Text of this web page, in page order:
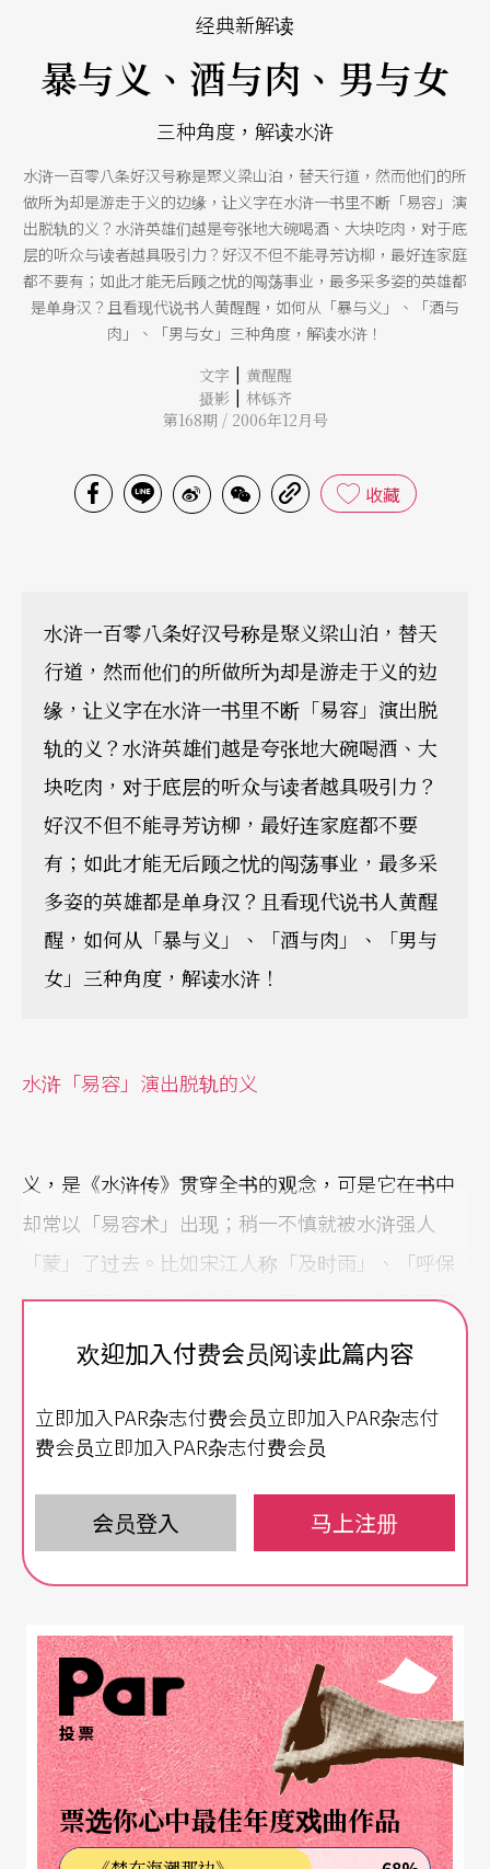
经典新解读
暴与义、酒与肉、男与女
三种角度，解读水浒
水浒一百零八条好汉号称是聚义梁山泊，替天行道，然而他们的所
做所为却是游走于义的边缘，让义字在水浒一书里不断「易容」演
出脱轨的义？水浒英雄们越是夸张地大碗喝酒、大块吃肉，对于底
层的听众与读者越具吸引力？好汉不但不能寻芳访柳，最好连家庭
都不要有；如此才能无后顾之忧的闯荡事业，最多采多姿的英雄都
是单身汉？且看现代说书人黄醒醒，如何从「暴与义」、「酒与
肉」、「男与女」三种角度，解读水浒！
文字 | 黄醒醒
摄影 | 林铄齐
第168期 / 2006年12月号
收藏
水浒一百零八条好汉号称是聚义梁山泊，替天
行道，然而他们的所做所为却是游走于义的边
缘，让义字在水浒一书里不断「易容」演出脱
轨的义？水浒英雄们越是夸张地大碗喝酒、大
块吃肉，对于底层的听众与读者越具吸引力？
好汉不但不能寻芳访柳，最好连家庭都不要
有；如此才能无后顾之忧的闯荡事业，最多采
多姿的英雄都是单身汉？且看现代说书人黄醒
醒，如何从「暴与义」、「酒与肉」、「男与
女」三种角度，解读水浒！
水浒「易容」演出脱轨的义
义，是《水浒传》贯穿全书的观念，可是它在书中
却常以「易容术」出现；稍一不慎就被水浒强人
「蒙」了过去。比如宋江人称「及时雨」、「呼保
义」，可是他最初期却是花钱买义；英雄路见不平
拔刀相助，当下结义，那是联络次要敌人打击重要
宋江洒钱当「及时雨」，鲁智深是不花「花和尚」
宋江美其名「及时雨」、「呼保义」，电影和传统
戏曲里对宋江的形象是极其美化的；然而细究《水
浒传》的描述：宋江身不满六尺，生得矮黑胖，和
步」，第六十八回梁山好汉排座次，宋江坚持让位
给卢俊义头件事便是：宋江身材黑矮，员外堂堂一
表。
宋江经常赈济棺材本给市井小民，顺手撒个十两二
十两给落难英雄，当下确实买进不少人心，赢得
欢迎加入付费会员阅读此篇内容
立即加入PAR杂志付费会员立即加入PAR杂志付
费会员立即加入PAR杂志付费会员
会员登入 马上注册
投票
票选你心中最佳年度戏曲作品